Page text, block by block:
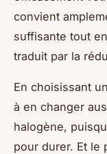
convient
suffisante tout
traduit par la
En choisissant
à en changer
halogène,
pour durer. Et le